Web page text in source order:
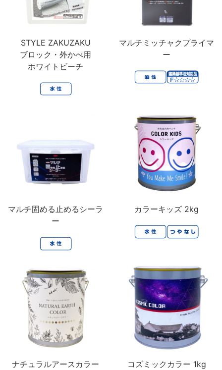
STYLE ZAKUZAKU
ブロック・外かべ用
ホワイトビーチ
マルチミッチャクプライマ
ー
マルチ固める止めるシーラ
ー
カラーキッズ 2kg
ナチュラルアースカラー
コズミックカラー 1kg